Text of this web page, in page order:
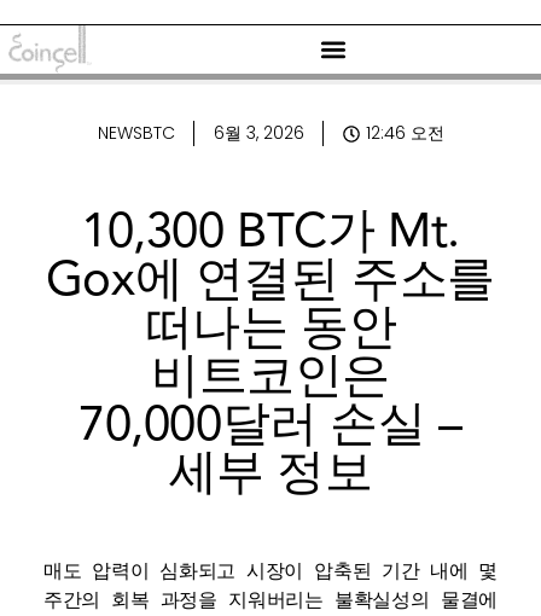
NEWSBTC 6월 3, 2026 12:46 오전
10,300 BTC가 Mt.
Gox에 연결된 주소를
떠나는 동안
비트코인은
70,000달러 손실 –
세부 정보
매도 압력이 심화되고 시장이 압축된 기간 내에 몇
주간의 회복 과정을 지워버리는 불확실성의 물결에